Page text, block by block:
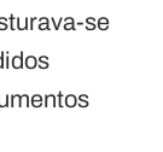
se